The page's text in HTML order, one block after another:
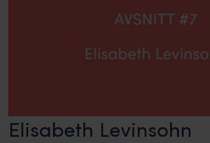
Elisabeth Levinsohn